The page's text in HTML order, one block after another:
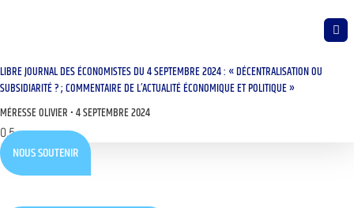
LIBRE JOURNAL DES ÉCONOMISTES DU 4 SEPTEMBRE 2024 : « DÉCENTRALISATION OU
SUBSIDIARITÉ ? ; COMMENTAIRE DE L’ACTUALITÉ ÉCONOMIQUE ET POLITIQUE »
MÉRESSE OLIVIER 4 SEPTEMBRE 2024
NOUS SOUTENIR